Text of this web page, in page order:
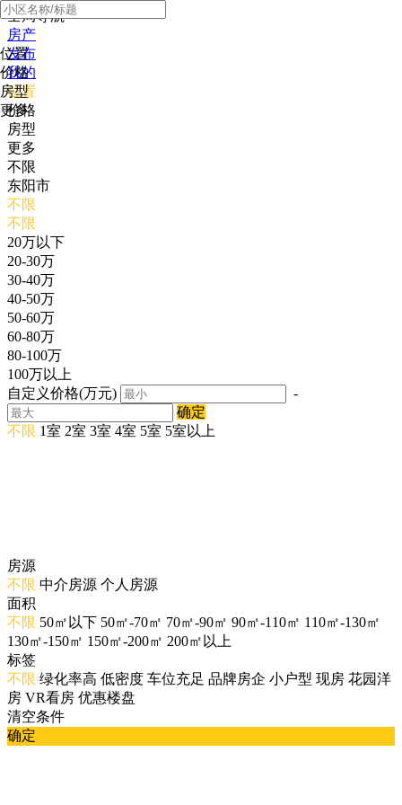
全局导航
房产
发布
我的
位置
价格
房型
更多
位置
价格
房型
更多
不限
东阳市
不限
不限
20万以下
20-30万
30-40万
40-50万
50-60万
60-80万
80-100万
100万以上
自定义价格(万元)
-
确定
不限 1室 2室 3室 4室 5室 5室以上
房源
不限 中介房源 个人房源
面积
不限 50㎡以下 50㎡-70㎡ 70㎡-90㎡ 90㎡-110㎡ 110㎡-130㎡
130㎡-150㎡ 150㎡-200㎡ 200㎡以上
标签
不限 绿化率高 低密度 车位充足 品牌房企 小户型 现房 花园洋
房 VR看房 优惠楼盘
清空条件
确定